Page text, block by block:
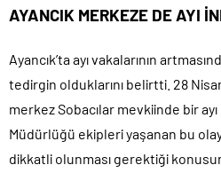
AYANCIK MERKEZE DE AYI
Ayancık’ta ayı vakalarının
tedirgin olduklarını belirtti. 28
merkez Sobacılar mevkiinde bir
Müdürlüğü ekipleri yaşanan bu
dikkatli olunması gerektiği